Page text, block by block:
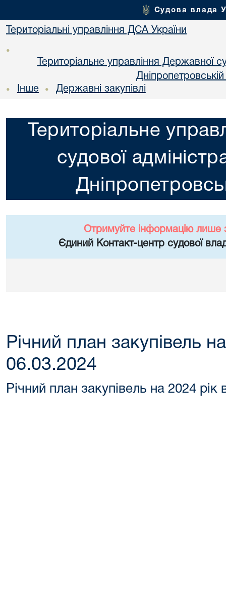
Судова влада
Територіальні управління ДСА України
•
Територіальне управління Державної
• Інше • Державні закупівлі
Територіальне
судової
Отримуйте інформацію лише
Єдиний Контакт-центр судової
Річний план закупівель
06.03.2024
Річний план закупівель на 2024 рік